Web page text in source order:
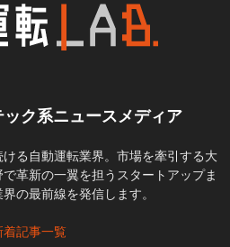
ク系ニュースメディア
る自動運転業界。市場を牽引する大
革新の一翼を担うスタートアップま
の最前線を発信します。
着記事一覧